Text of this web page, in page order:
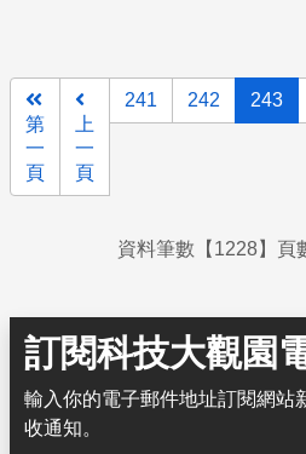
第
一
頁
上
一
頁
241 242 243
資料筆數【1228】頁
訂閱科技大觀園
輸入你的電子郵件地址訂閱網站
收通知。